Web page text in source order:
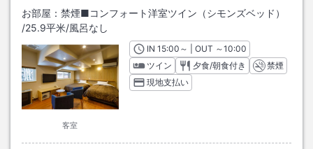
お部屋： 禁煙■コンフォート洋室ツイン（シモンズベッド）
/25.9平米/風呂なし
客室
INチェックイン
15:00 ～ | OUT チェックアウト
～10:00
ツイン
夕食/朝食付き
禁煙
現地支払い